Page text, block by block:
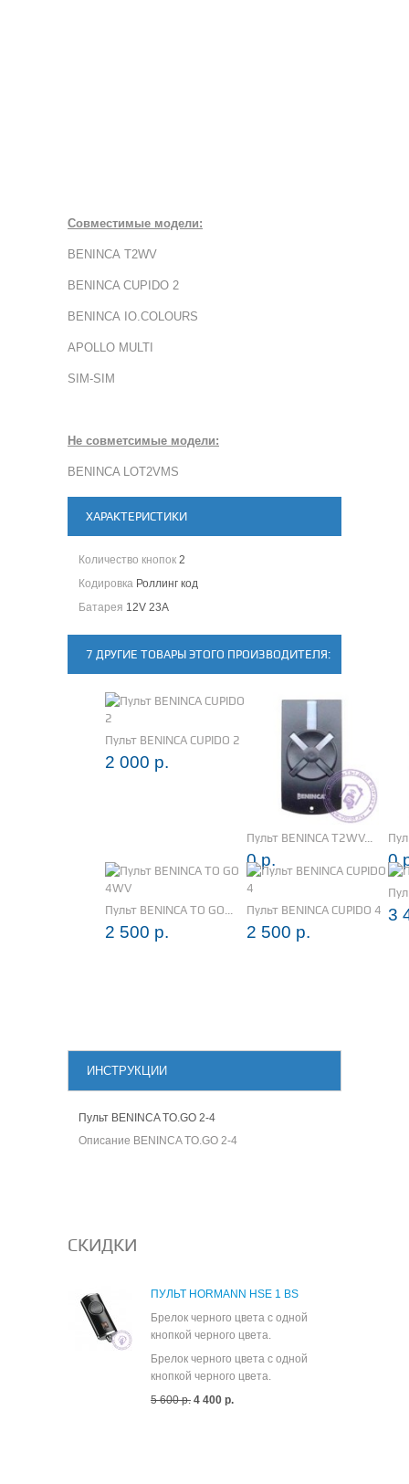
Совместимые модели:
BENINCA T2WV
BENINCA CUPIDO 2
BENINCA IO.COLOURS
APOLLO MULTI
SIM-SIM
Не совметсимые модели:
BENINCA LOT2VMS
ХАРАКТЕРИСТИКИ
Количество кнопок 2
Кодировка Роллинг код
Батарея 12V 23A
7 ДРУГИЕ ТОВАРЫ ЭТОГО ПРОИЗВОДИТЕЛЯ:
Пульт BENINCA CUPIDO 2
2 000 р.
Пульт BENINCA T2WV...
0 р. 0
Пульт BENINCA TO GO...
2 500 р.
Пульт BENINCA CUPIDO 4
2 500 р.
3
ИНСТРУКЦИИ
Пульт BENINCA TO.GO 2-4
Описание BENINCA TO.GO 2-4
СКИДКИ
ПУЛЬТ HORMANN HSE 1 BS
Брелок черного цвета с одной
кнопкой черного цвета.
Брелок черного цвета с одной
кнопкой черного цвета.
5 600 р. 4 400 р.